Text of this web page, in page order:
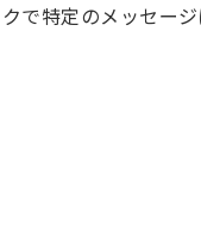
で特定のメッセー